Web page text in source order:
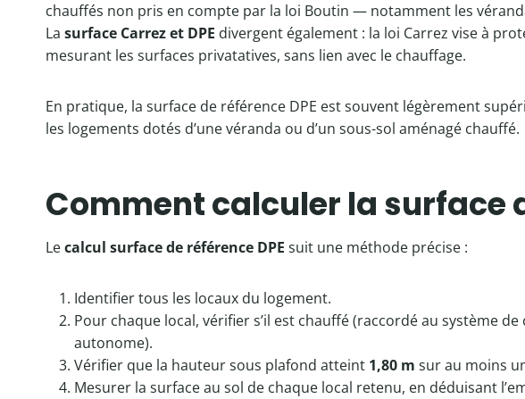
chauffés non pris en compte par la loi Boutin — notamment les
La surface Carrez et DPE divergent également : la loi Carrez vise à
mesurant les surfaces privatatives, sans lien avec le chauffage.
En pratique, la surface de référence DPE est souvent légèrement
les logements dotés d’une véranda ou d’un sous-sol aménagé chauffé.
Comment calculer la surface
Lecalcul surface de référence DPE suit une méthode précise :
Identifier tous les locaux du logement.
Pour chaque local, vérifier s’il est chauffé (raccordé au système
autonome).
Vérifier que la hauteur sous plafond atteint 1,80 m sur au moins
Mesurer la surface au sol de chaque local retenu, en déduisant